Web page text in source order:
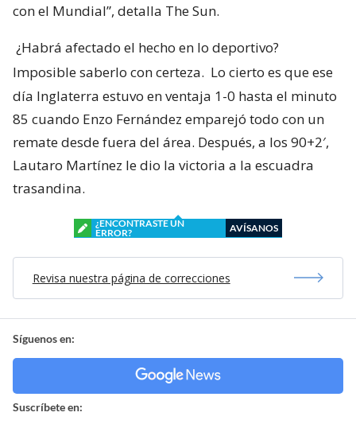
con el Mundial”, detalla The Sun.
¿Habrá afectado el hecho en lo deportivo?
Imposible saberlo con certeza. Lo cierto es que ese
día Inglaterra estuvo en ventaja 1-0 hasta el minuto
85 cuando Enzo Fernández emparejó todo con un
remate desde fuera del área. Después, a los 90+2′,
Lautaro Martínez le dio la victoria a la escuadra
trasandina.
¿ENCONTRASTE UN
ERROR?
AVÍSANOS
Revisa nuestra página de correcciones
Síguenos en:
Suscríbete en: